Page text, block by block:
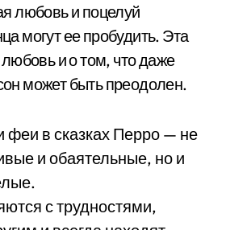
любовь и поцелуй
могут ее пробудить. Эта
и о том, что даже
может быть преодолен.
феи в сказках Перро — не
и обаятельные, но и
с трудностями,